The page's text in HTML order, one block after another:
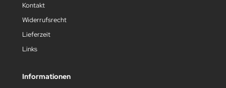
Kontakt
Widerrufsrecht
Lieferzeit
Links
Informationen